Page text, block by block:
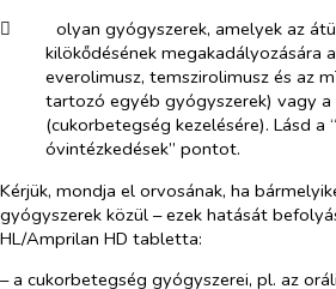
​
olyan gyógyszerek, amelyek az
kilökődésének megakadályozására
everolimusz, temszirolimusz és az
tartozó egyéb gyógyszerek) vagy
(cukorbetegség kezelésére). Lásd a
óvintézkedések” pontot.
Kérjük, mondja el orvosának, ha
gyógyszerek közül – ezek hatását
HL/Amprilan HD tabletta:
– a cukorbetegség gyógyszerei, pl. az